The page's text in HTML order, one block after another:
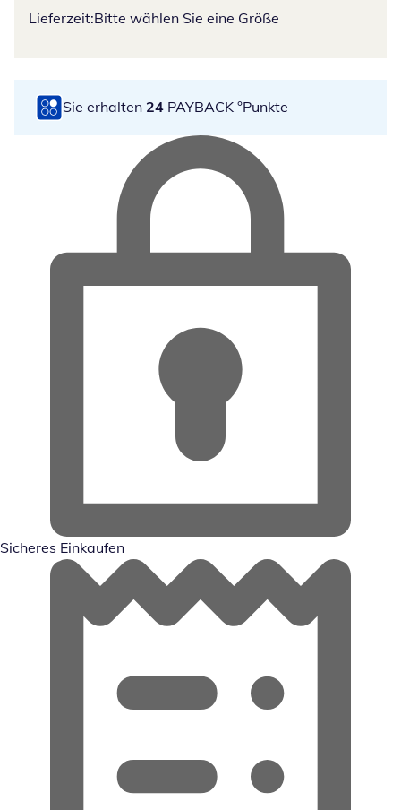
Lieferzeit:Bitte wählen Sie eine Größe
Sie erhalten 24 PAYBACK °Punkte
Sicheres Einkaufen